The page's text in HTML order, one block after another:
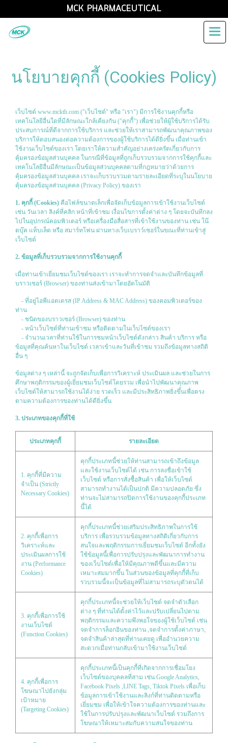
MCK PHARMACEUTICAL
นโยบายคุกกี้ (Cookies Policy)
เว็บไซต์ www.mckth.com ("เว็บไซต์" หรือ "เรา") มีการใช้งานคุกกี้หรือ
เทคโนโลยีอื่นใดที่มีลักษณะใกล้เคียงกัน ("คุกกี้") เพื่อช่วยให้ผู้ใช้บริการได้รับ
ประสบการณ์ที่ดีจากการใช้บริการ และช่วยให้เราสามารถพัฒนาคุณภาพของ
บริการให้ตอบสนองต่อความต้องการของผู้ใช้บริการได้ดียิ่งขึ้น เมื่อท่านเข้า
ใช้งานเว็บไซต์ของเรา โดยเราให้ความสำคัญอย่างเคร่งครัดเกี่ยวกับการ
คุ้มครองข้อมูลส่วนบุคคล ในกรณีที่ข้อมูลที่ถูกเก็บรวบรวมจากการใช้คุกกี้และ
เทคโนโลยีอื่นมีลักษณะเป็นข้อมูลส่วนบุคคลตามที่กฎหมายว่าด้วยการ
คุ้มครองข้อมูลส่วนบุคคล เราจะเก็บรวบรวมตามรายละเอียดที่ระบุในนโยบาย
คุ้มครองข้อมูลส่วนบุคคล (Privacy Policy) ของเรา
1. คุกกี้ (Cookies) คือไฟล์ขนาดเล็กเพื่อจัดเก็บข้อมูลการเข้าใช้งานเว็บไซต์
เช่น วันเวลา ลิงค์ที่คลิก หน้าที่เข้าชม เงื่อนไขการตั้งค่าต่าง ๆ โดยจะบันทึกลง
ไปในอุปกรณ์คอมพิวเตอร์ หรือเครื่องมือสื่อสารที่เข้าใช้งานของท่าน เช่น โน๊
ตบุ๊ค แท็บเล็ต หรือ สมาร์ทโฟน ผ่านทางเว็บเบราว์เซอร์ในขณะที่ท่านเข้าสู่
เว็บไซต์
2. ข้อมูลที่เก็บรวบรวมจากการใช้งานคุกกี้
เมื่อท่านเข้าเยี่ยมชมเว็บไซต์ของเรา เราจะทำการจดจำและบันทึกข้อมูลที่
บราวเซอร์ (Browser) ของท่านส่งเข้ามาโดยอัตโนมัติ
- ที่อยู่ไอพีแอดเดรส (IP Address & MAC Address) ของคอมพิวเตอร์ของ
ท่าน
- ชนิดของบราวเซอร์ (Browser) ของท่าน
- หน้าเว็บไซต์ที่ท่านเข้าชม หรือติดตามในเว็บไซต์ของเรา
- จำนวนเวลาที่ท่านใช้ในการชมหน้าเว็บไซต์ดังกล่าว สินค้า บริการ หรือ
ข้อมูลที่คุณค้นหาในเว็บไซต์ เวลาเข้าและวันที่เข้าชม รวมถึงข้อมูลทางสถิติ
อื่น ๆ
ข้อมูลต่าง ๆ เหล่านี้ จะถูกจัดเก็บเพื่อการวิเคราะห์ ประเมินผล และช่วยในการ
ศึกษาพฤติกรรมของผู้เยี่ยมชมเว็บไซต์โดยรวม เพื่อนำไปพัฒนาคุณภาพ
เว็บไซต์ให้สามารถใช้งานได้ง่าย รวดเร็ว และมีประสิทธิภาพยิ่งขึ้นเพื่อตรง
ตามความต้องการของท่านได้ดียิ่งขึ้น
3. ประเภทของคุกกี้ที่ใช้
ประเภทคุกกี้ รายละเอียด
1. คุกกี้ที่มีความ
จำเป็น (Strictly
Necessary Cookies)
คุกกี้ประเภทนี้ช่วยให้ท่านสามารถเข้าถึงข้อมูล
และใช้งานเว็บไซต์ได้ เช่น การลงชื่อเข้าใช้
เว็บไซต์ หรือการสั่งซื้อสินค้า เพื่อให้เว็บไซต์
สามารถทำงานได้เป็นปกติ มีความปลอดภัย ซึ่ง
ท่านจะไม่สามารถปิดการใช้งานของคุกกี้ประเภท
นี้ได้
2. คุกกี้เพื่อการ
วิเคราะห์และ
ประเมินผลการใช้
งาน (Performance
Cookies)
คุกกี้ประเภทนี้ช่วยเสริมประสิทธิภาพในการใช้
บริการ เพื่อรวบรวมข้อมูลทางสถิติเกี่ยวกับการ
สนใจและพฤติกรรมการเยี่ยมชมเว็บไซต์ อีกทั้งยัง
ใช้ข้อมูลนี้เพื่อการปรับปรุงและพัฒนาการทำงาน
ของเว็บไซต์เพื่อให้มีคุณภาพดีขึ้นและมีความ
เหมาะสมมากขึ้น ในส่วนของข้อมูลที่คุกกี้ที่เก็บ
รวบรวมนี้จะเป็นข้อมูลที่ไม่สามารถระบุตัวตนได้
3. คุกกี้เพื่อการใช้
งานเว็บไซต์
(Function Cookies)
คุกกี้ประเภทนี้จะช่วยให้เว็บไซต์ จดจำตัวเลือก
ต่าง ๆ ที่ท่านได้ตั้งค่าไว้และปรับเปลี่ยนไปตาม
พฤติกรรมและความพึงพอใจของผู้ใช้เว็บไซต์ เช่น
จดจำการล็อกอินของท่าน ,จดจำการตั้งค่าภาษา,
จดจำสินค้าล่าสุดที่ท่านเคยดู เพื่ออำนวยความ
สะดวกเมื่อท่านกลับเข้ามาใช้งานเว็บไซต์
4. คุกกี้เพื่อการ
โฆษณาไปยังกลุ่ม
เป้าหมาย
(Targeting Cookies)
คุกกี้ประเภทนี้เป็นคุกกี้ที่เกิดจากการเชื่อมโยง
เว็บไซต์ของบุคคลที่สาม เช่น Google Analytics,
Facebook Pixels ,LINE Tags, Tiktok Pixels เพื่อเก็บ
ข้อมูลการเข้าใช้งานและลิงก์ที่ท่านติดตามหรือ
เยี่ยมชม เพื่อให้เข้าใจความต้องการของท่านและ
ใช้ในการปรับปรุงและพัฒนาเว็บไซต์ รวมถึงการ
โฆษณาให้เหมาะสมกับความสนใจของท่าน